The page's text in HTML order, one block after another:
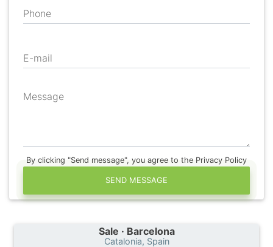
Phone
E-mail
Message
By clicking "Send message", you agree to the Privacy Policy
SEND MESSAGE
Sale · Barcelona
Catalonia, Spain